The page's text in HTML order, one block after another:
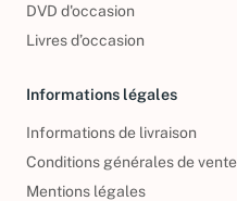
DVD d'occasion
Livres d’occasion
Informations légales
Informations de livraison
Conditions générales de vente
Mentions légales